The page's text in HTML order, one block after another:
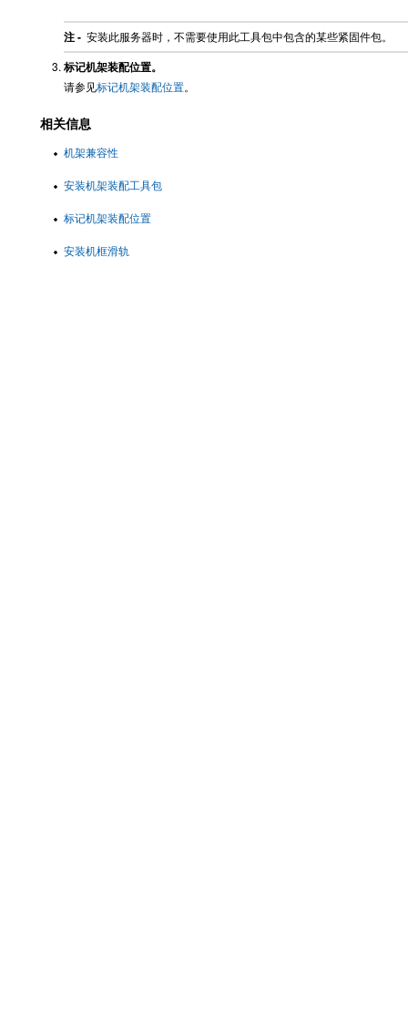
注 - 安装此服务器时，不需要使用此工具包中包含的某些紧固件包。
标记机架装配位置。
请参见标记机架装配位置。
相关信息
机架兼容性
安装机架装配工具包
标记机架装配位置
安装机框滑轨